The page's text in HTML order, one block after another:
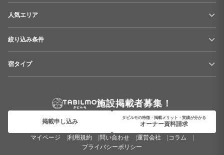
人気エリア
絞り込み条件
宿タイプ
施設掲載者募集！
掲載申し込み
タビルモの特徴・掲載メリット・実績が分かる
オーナー資料請求
マイページ
利用規約 問い合わせ 運営会社
コラム
プライバシーポリシー